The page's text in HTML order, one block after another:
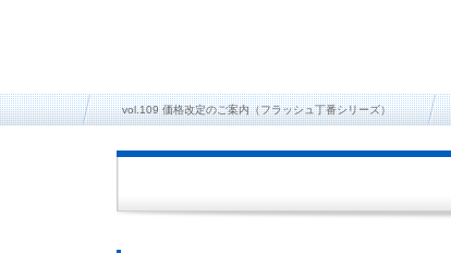
vol.109 価格改定のご案内（フラッシュ丁番シリーズ）